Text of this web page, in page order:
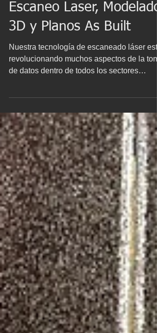
25 abr 2023
Escaneo Laser, Modelado
3D y Planos As Built
de datos dentro de todos los sectores
productivos....